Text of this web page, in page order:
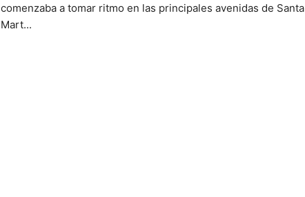
comenzaba a tomar ritmo en las principales avenidas de Santa
Mart...